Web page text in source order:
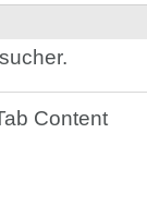
Content